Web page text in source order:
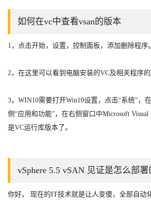
如何在vc中查看vsan的版本
1，点击开始，设置，控制面板，添加删除程序。
2，在这里可以看到电脑安装的VC及相关程序的
3，WIN10需要打开Win10设置，点击“系统”，
侧“应用和功能”，在右侧窗口中Microsoft
是VC运行库版本了。
vSphere 5.5 vSAN 见证是怎么部署
你好， 现在的IT技术就是让人变傻，全部自动